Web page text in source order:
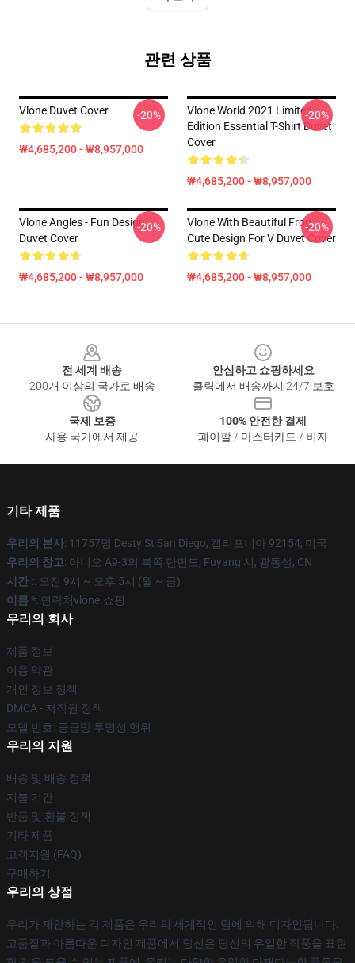
관련 상품
Vlone Duvet Cover
₩4,685,200 - ₩8,957,000
-20%
Vlone World 2021 Limited
Edition Essential T-Shirt Duvet
Cover
₩4,685,200 - ₩8,957,000
-20%
Vlone Angles - Fun Design
Duvet Cover
₩4,685,200 - ₩8,957,000
-20%
Vlone With Beautiful Frog ,
Cute Design For V Duvet Cover
₩4,685,200 - ₩8,957,000
-20%
전 세계 배송
200개 이상의 국가로 배송
안심하고 쇼핑하세요
클릭에서 배송까지 24/7 보호
국제 보증
사용 국가에서 제공
100% 안전한 결제
페이팔 / 마스터카드 / 비자
기타 제품
우리의 본사: 11757명 Desty St San Diego, 캘리포니아 92154, 미국
우리의 창고: 아니오 A9-3의 북쪽 단면도, Fuyang 시, 광동성, CN
시간 :: 오전 9시 ~ 오후 5시 (월 ~ 금)
이름 *: 연락처vlone.쇼핑
우리의 회사
제품 정보
이용 약관
개인 정보 정책
DMCA - 저작권 정책
모델 번호: 공급망 투명성 행위
우리의 지원
배송 및 배송 정책
지불 기간
반품 및 환불 정책
기타 제품
고객지원 (FAQ)
구매하기
우리의 상점
우리가 제안하는 각 제품은 우리의 세계적인 팀에 의해 디자인됩니다.
고품질과 아름다운 디자인 제품에서 당신은 당신의 유일한 작풍을 표현